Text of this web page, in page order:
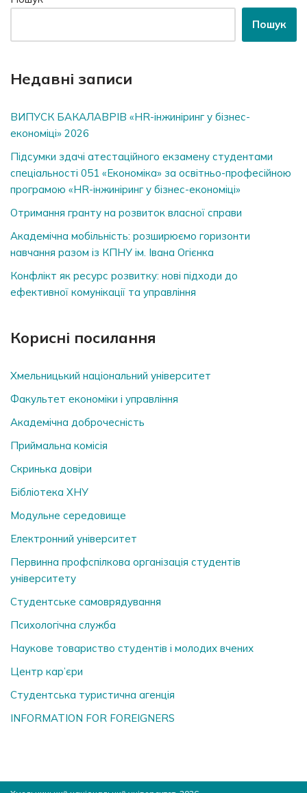
Пошук
Недавні записи
ВИПУСК БАКАЛАВРІВ «HR-інжиніринг у бізнес-
економіці» 2026
Підсумки здачі атестаційного екзамену студентами
спеціальності 051 «Економіка» за освітньо-професійною
програмою «HR-інжиніринг у бізнес-економіці»
Отримання гранту на розвиток власної справи
Академічна мобільність: розширюємо горизонти
навчання разом із КПНУ ім. Івана Огієнка
Конфлікт як ресурс розвитку: нові підходи до
ефективної комунікації та управління
Корисні посилання
Хмельницький національний університет
Факультет економіки і управління
Академічна доброчесність
Приймальна комісія
Скринька довiри
Бібліотека ХНУ
Модульне середовище
Електронний університет
Первинна профспілкова організація студентів
університету
Студентське самоврядування
Психологічна служба
Наукове товариство студентів і молодих вчених
Центр кар’єри
Студентська туристична агенція
INFORMATION FOR FOREIGNERS